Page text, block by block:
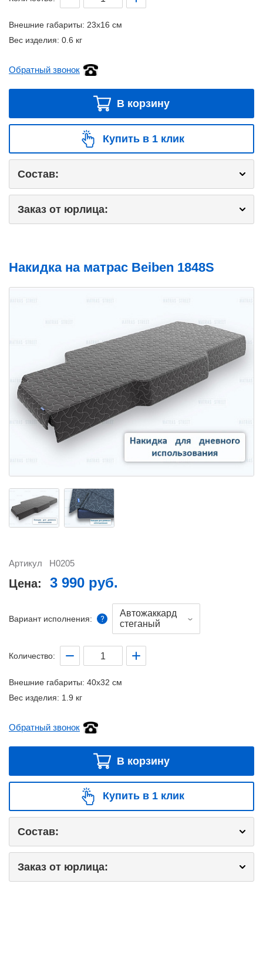
Внешние габариты: 23x16 см
Вес изделия: 0.6 кг
Обратный звонок
В корзину
Купить в 1 клик
Состав:
Заказ от юрлица:
Накидка на матрас Beiben 1848S
Артикул H0205
Цена: 3 990 руб.
Вариант исполнения:
Автожаккард
стеганый
Количество:
Внешние габариты: 40x32 см
Вес изделия: 1.9 кг
Обратный звонок
В корзину
Купить в 1 клик
Состав:
Заказ от юрлица: